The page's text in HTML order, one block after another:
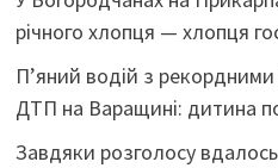
річного хлопця — хлопця
П’яний водій з
ДТП на Варащині: дитина
Завдяки розголосу